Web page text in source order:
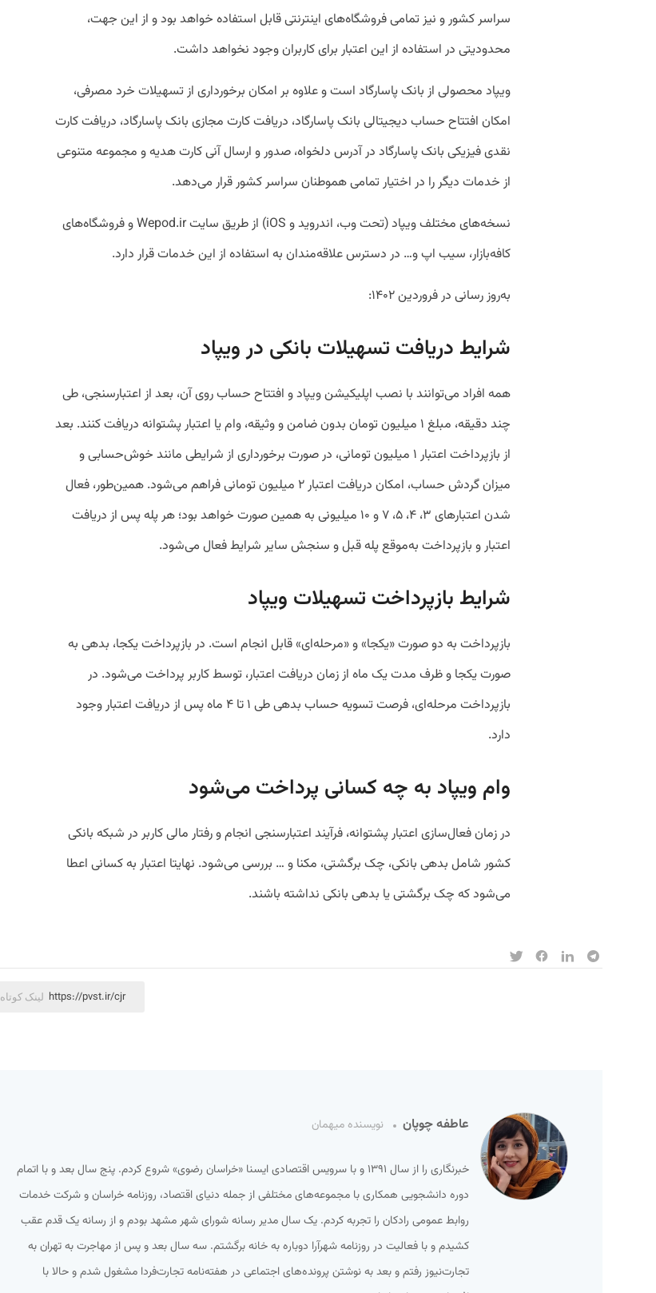
سراسر کشور و نیز تمامی فروشگاه‌‏های اینترنتی قابل استفاده خواهد بود و از این جهت،
محدودیتی در استفاده از این اعتبار برای کاربران وجود نخواهد داشت.
ویپاد محصولی از بانک پاسارگاد است و علاوه بر امکان برخورداری از تسهیلات خرد مصرفی،
امکان افتتاح حساب دیجیتالی بانک پاسارگاد، دریافت کارت مجازی بانک پاسارگاد، دریافت کارت
نقدی فیزیکی بانک پاسارگاد در آدرس دلخواه، صدور و ارسال آنی کارت هدیه و مجموعه متنوعی
از خدمات دیگر را در اختیار تمامی هموطنان سراسر کشور قرار می‌‏دهد.
نسخه‌‏‏های مختلف ویپاد (تحت وب، اندروید و iOS) از طریق سایت Wepod.ir و فروشگاه‏‌های
کافه‌بازار، سیب اپ و… در دسترس علاقه‌مندان به استفاده از این خدمات قرار دارد.
به‌روز رسانی در فروردین ۱۴۰۲:
شرایط دریافت تسهیلات بانکی در ویپاد
همه افراد می‌توانند با نصب اپلیکیشن ویپاد و افتتاح حساب روی آن، بعد از اعتبارسنجی، طی
چند دقیقه، مبلغ ۱ میلیون تومان بدون ضامن و وثیقه، وام یا اعتبار پشتوانه دریافت کنند. بعد
از بازپرداخت اعتبار ۱ میلیون تومانی، در صورت برخورداری از شرایطی مانند خوش‌حسابی و
میزان گردش حساب، امکان دریافت اعتبار ۲ میلیون تومانی فراهم می‌شود. همین‌طور، فعال
شدن اعتبارهای ۳، ۴، ۵، ۷ و ۱۰ میلیونی به همین صورت خواهد بود؛ هر پله پس از دریافت
اعتبار و بازپرداخت به‌موقع پله قبل و سنجش سایر شرایط فعال می‌شود.
شرایط بازپرداخت تسهیلات ویپاد
بازپرداخت به دو صورت «یکجا» و «مرحله‌ای» قابل انجام است. در بازپرداخت یکجا، بدهی به
صورت یکجا و ظرف مدت یک ماه از زمان دریافت اعتبار، توسط کاربر پرداخت می‌شود. در
بازپرداخت مرحله‌ای، فرصت تسویه حساب بدهی طی ۱ تا ۴ ماه پس از دریافت اعتبار وجود
دارد.
وام ویپاد به چه کسانی پرداخت می‌شود
در زمان فعال‌سازی اعتبار پشتوانه، فرآیند اعتبارسنجی انجام و رفتار مالی کاربر در شبکه بانکی
کشور شامل بدهی بانکی، چک برگشتی، مکنا و … بررسی می‌شود. نهایتا اعتبار به کسانی اعطا
می‌شود که چک برگشتی یا بدهی بانکی نداشته باشند.
لینک کوتاه https://pvst.ir/cjr
عاطفه چوپان نویسنده میهمان
خبرنگاری را از سال ۱۳۹۱ و با سرویس اقتصادی ایسنا «خراسان رضوی» شروع کردم. پنج سال بعد و با اتمام
دوره دانشجویی همکاری با مجموعه‌های مختلفی از جمله دنیای اقتصاد، روزنامه خراسان و شرکت خدمات
روابط عمومی رادکان را تجربه کردم. یک سال مدیر رسانه شورای شهر مشهد بودم و از رسانه یک قدم عقب
کشیدم و با فعالیت در روزنامه شهرآرا دوباره به خانه برگشتم. سه سال بعد و پس از مهاجرت به تهران به
تجارت‌نیوز رفتم و بعد به نوشتن پرونده‌های اجتماعی در هفته‌نامه تجارت‌فردا مشغول شدم و حالا با